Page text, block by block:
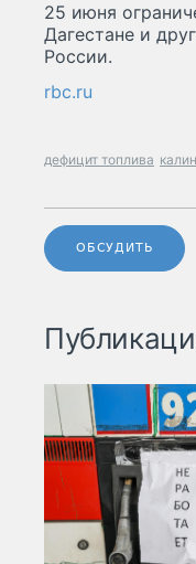
25 июня
Дагестане и
России.
rbc.ru
дефицит топлива
ОБСУДИТЬ